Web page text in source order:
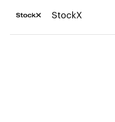
StockX